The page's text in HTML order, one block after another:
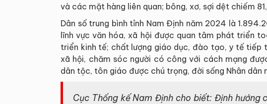
và các mặt hàng liên quan; bông, xơ, sợi dệt chiếm
Dân số trung bình tỉnh Nam Định năm 2024 là
lĩnh vực văn hóa, xã hội được quan tâm phát triển
triển kinh tế; chất lượng giáo dục, đào tạo, y tế tiếp
xã hội, chăm sóc người có công với cách mạng
dân tộc, tôn giáo được chú trọng, đời sống Nhân dân
Cục Thống kế Nam Định cho biết: Định hướng